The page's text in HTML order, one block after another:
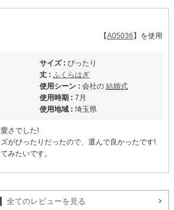
【A05036 】を使用
サイズ : ぴったり
丈 : ふくらはぎ
使用シーン : 会社の 結婚式
使用時期 : 7月
使用地域 : 埼玉県
さでした!
がぴったりだったので、選んで良かったです!
みたいです。
全てのレビューを見る